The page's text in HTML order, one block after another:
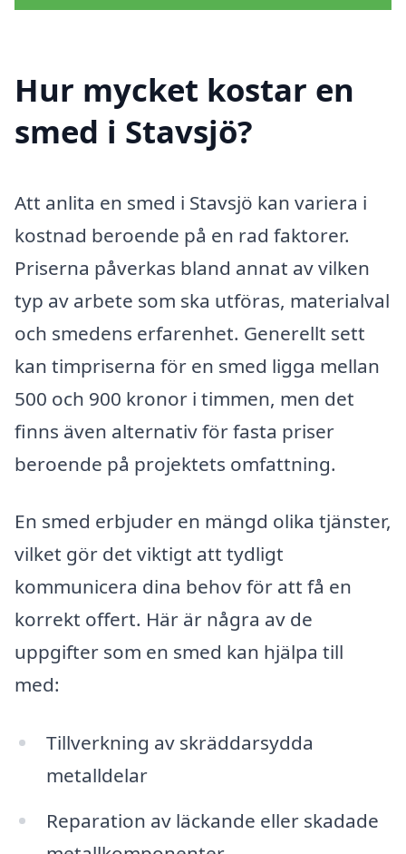
Hur mycket kostar en
smed i Stavsjö?
Att anlita en smed i Stavsjö kan variera i
kostnad beroende på en rad faktorer.
Priserna påverkas bland annat av vilken
typ av arbete som ska utföras, materialval
och smedens erfarenhet. Generellt sett
kan timpriserna för en smed ligga mellan
500 och 900 kronor i timmen, men det
finns även alternativ för fasta priser
beroende på projektets omfattning.
En smed erbjuder en mängd olika tjänster,
vilket gör det viktigt att tydligt
kommunicera dina behov för att få en
korrekt offert. Här är några av de
uppgifter som en smed kan hjälpa till
med:
Tillverkning av skräddarsydda
metalldelar
Reparation av läckande eller skadade